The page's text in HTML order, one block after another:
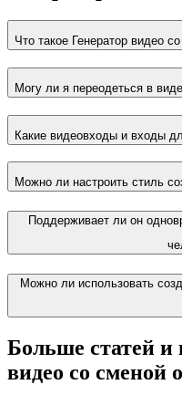
Что такое Генератор видео
Могу ли я переодеться в
Какие видеовходы и входы
Можно ли настроить стиль
Поддерживает ли он
Можно ли использовать
Больше статей и
видео со сменой